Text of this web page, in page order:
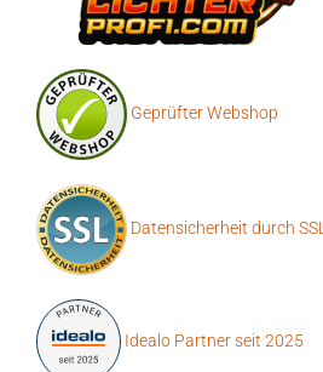
Geprüfter Webshop
Datensicherheit durch SSL
Idealo Partner seit 2025